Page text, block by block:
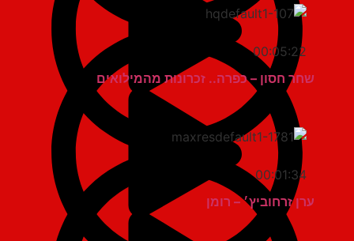
00:05:22
שחר חסון – כפרה.. זכרונות מהמילואים
00:01:34
ערן זרחוביץ׳ – רומן